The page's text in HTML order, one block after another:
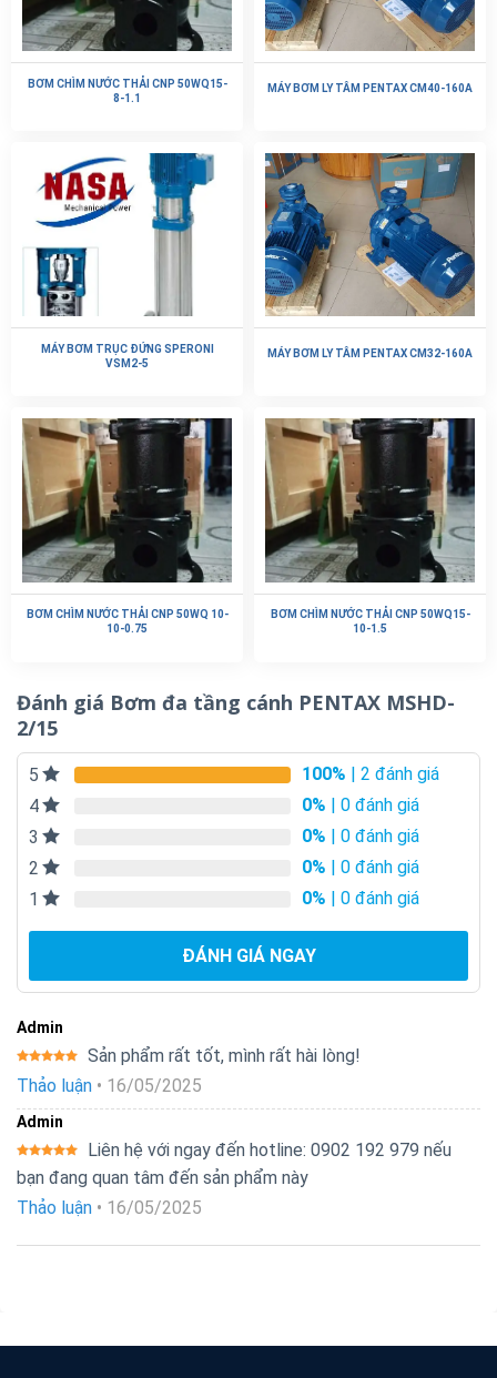
BƠM CHÌM NƯỚC THẢI CNP 50WQ15-
8-1.1
MÁY BƠM LY TÂM PENTAX CM40-160A
MÁY BƠM TRỤC ĐỨNG SPERONI
VSM2-5
MÁY BƠM LY TÂM PENTAX CM32-160A
BƠM CHÌM NƯỚC THẢI CNP 50WQ 10-
10-0.75
BƠM CHÌM NƯỚC THẢI CNP 50WQ15-
10-1.5
Đánh giá Bơm đa tầng cánh PENTAX MSHD-
2/15
5 100% | 2 đánh giá
4
0% | 0 đánh giá
3
0% | 0 đánh giá
2
0% | 0 đánh giá
1
0% | 0 đánh giá
ĐÁNH GIÁ NGAY
Admin
Được xếp
hạng5 5
Sản phẩm rất tốt, mình rất hài lòng!
Thảo luận • 16/05/2025
Admin
Được xếp
hạng 5 5
Liên hệ với ngay đến hotline: 0902 192 979 nếu
bạn đang quan tâm đến sản phẩm này
Thảo luận • 16/05/2025